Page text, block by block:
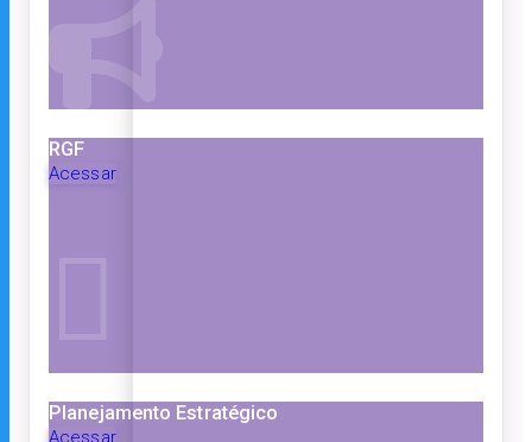
RGF
Acessar
Planejamento Estratégico
Acessar